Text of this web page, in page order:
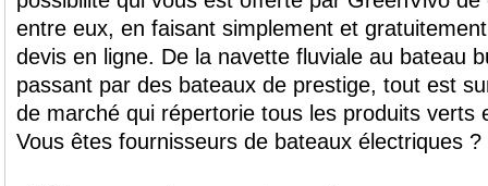
entre eux, en faisant simplement et
devis en ligne. De la navette fluviale au bateau
passant par des bateaux de prestige, tout est
de marché qui répertorie tous les produits verts
Vous êtes fournisseurs de bateaux électriques ?